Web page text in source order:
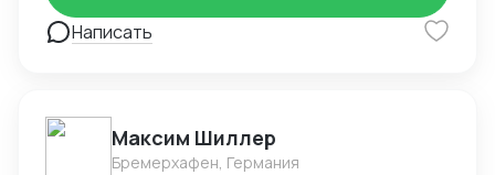
Написать
Максим Шиллер
Бремерхафен, Германия